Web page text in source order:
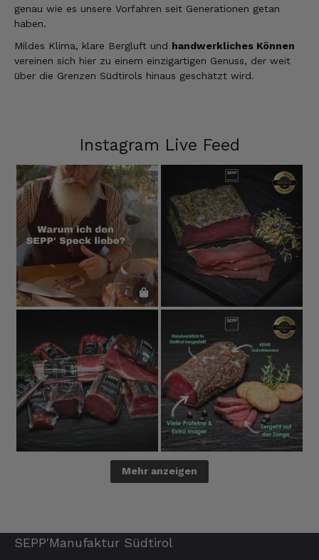
genau wie es unsere Vorfahren seit Generationen getan
haben.
Mildes Klima, klare Bergluft und handwerkliches Können
vereinen sich hier zu einem einzigartigen Genuss, der weit
über die Grenzen Südtirols hinaus geschätzt wird.
Instagram Live Feed
Mehr anzeigen
SEPP'Manufaktur Südtirol